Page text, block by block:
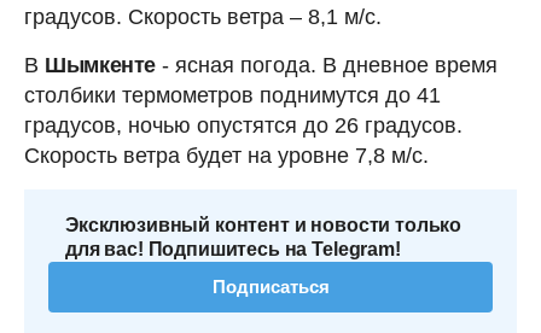
градусов. Скорость ветра – 8,1 м/с.
В Шымкенте - ясная погода. В дневное время
столбики термометров поднимутся до 41
градусов, ночью опустятся до 26 градусов.
Скорость ветра будет на уровне 7,8 м/с.
Эксклюзивный контент и новости только
для вас! Подпишитесь на Telegram!
Подписаться